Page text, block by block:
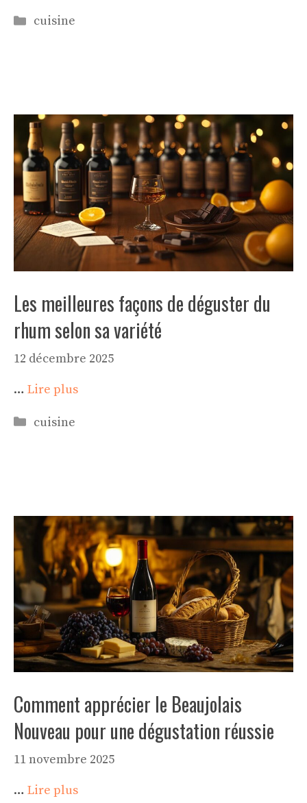
Catégories
cuisine
Les meilleures façons de déguster du
rhum selon sa variété
12 décembre 2025
… Lire plus
Catégories
cuisine
Comment apprécier le Beaujolais
Nouveau pour une dégustation réussie
11 novembre 2025
… Lire plus